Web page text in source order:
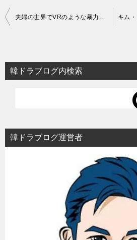
投
ビ
ゲ
ョ
ン
夫婦の世界でVRのような暴力シーンが問題に【韓国ドラマ】
韓ドラブログ内検索
韓ドラブログ運営者